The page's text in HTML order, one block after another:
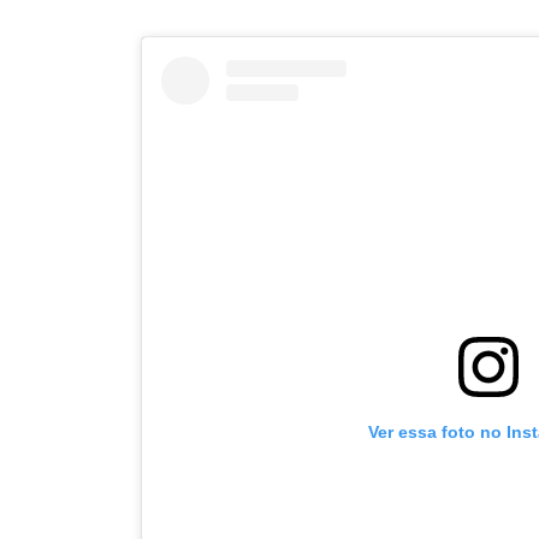
Ver essa foto no